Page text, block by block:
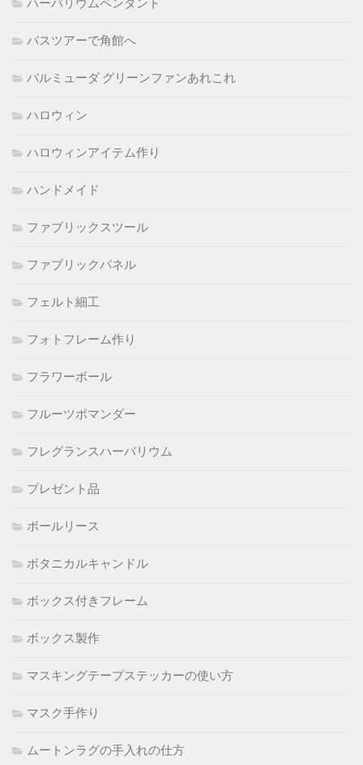
バスツアーで角館へ
バルミューダ グリーンファンあれこれ
ハロウィン
ハロウィンアイテム作り
ハンドメイド
ファブリックスツール
ファブリックパネル
フェルト細工
フォトフレーム作り
フラワーボール
フルーツポマンダー
フレグランスハーバリウム
プレゼント品
ボールリース
ボタニカルキャンドル
ボックス付きフレーム
ボックス製作
マスキングテープステッカーの使い方
マスク手作り
ムートンラグの手入れの仕方